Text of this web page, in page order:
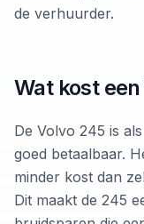
de verhuurder.
Wat kost
De Volvo 245 is
goed betaalbaar.
minder kost dan
Dit maakt de 245